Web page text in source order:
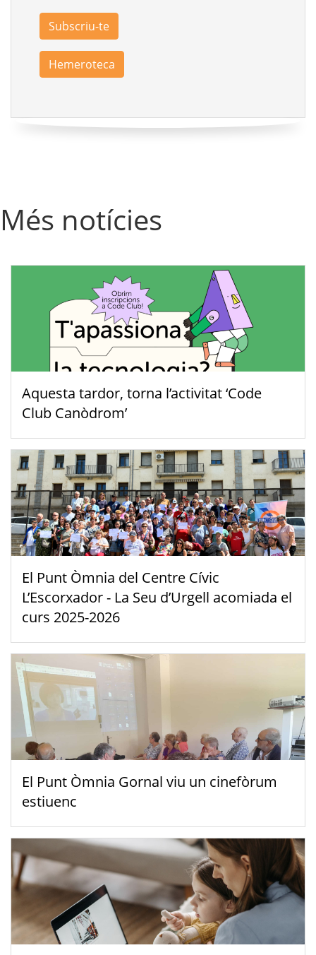
Subscriu-te
Hemeroteca
Més notícies
Aquesta tardor, torna l’activitat ‘Code
Club Canòdrom’
El Punt Òmnia del Centre Cívic
L’Escorxador - La Seu d’Urgell acomiada el
curs 2025-2026
El Punt Òmnia Gornal viu un cinefòrum
estiuenc